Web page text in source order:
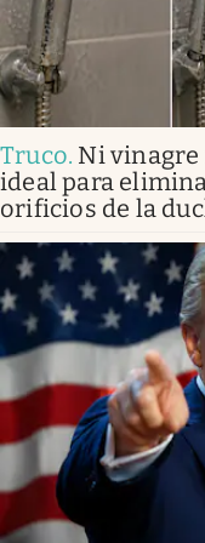
Truco. Ni vinagre
ideal para
orificios de la